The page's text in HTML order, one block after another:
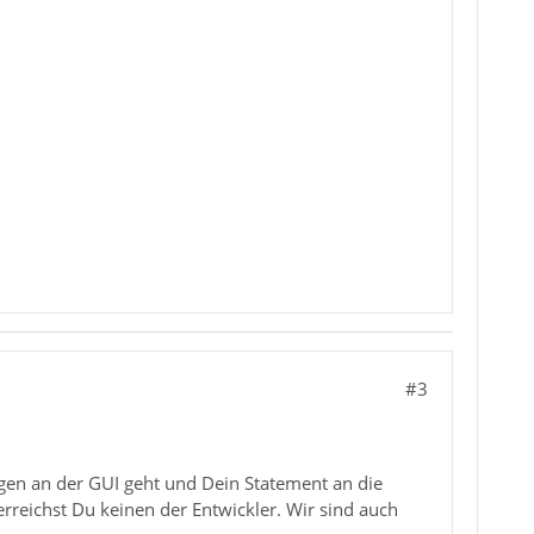
#3
an der GUI geht und Dein Statement an die
Du keinen der Entwickler. Wir sind auch